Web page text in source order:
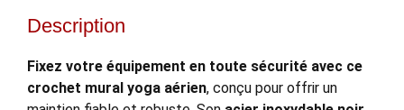
Description
Fixez votre équipement en toute sécurité avec ce
crochet mural yoga aérien, conçu pour offrir un